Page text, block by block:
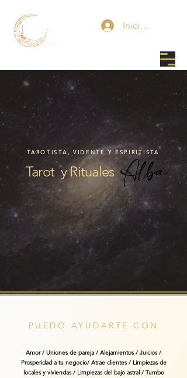
Iniciar sesión
TAROTISTA, VIDENTE Y ESPIRITISTA
Tarot y RitualesAlba
PUEDO AYUDARTE CON
Amor / Uniones de pareja / Alejamientos / Juicios /
Prosperidad a tu negocio/ Atrae clientes / Limpiezas de
locales y viviendas / Limpiezas del bajo astral / Tumbo